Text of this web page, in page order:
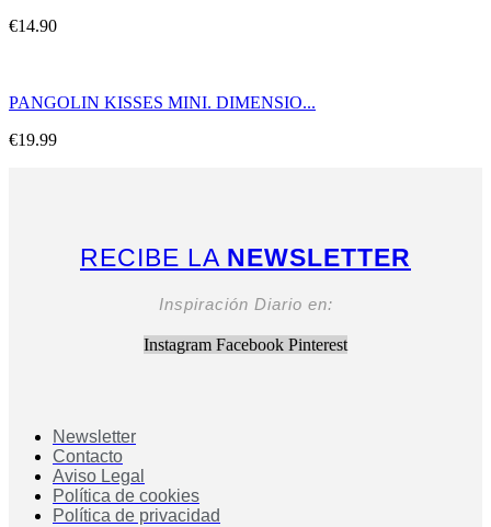
€14.90
PANGOLIN KISSES MINI. DIMENSIO...
€19.99
RECIBE LA NEWSLETTER
Inspiración Diario en:
Instagram Facebook Pinterest
Newsletter
Contacto
Aviso Legal
Política de cookies
Política de privacidad